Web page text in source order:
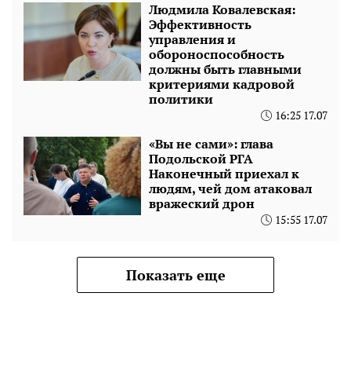
Людмила Ковалевская:
Эффективность
управления и
обороноспособность
должны быть главными
критериями кадровой
политики
16:25 17.07
«Вы не сами»: глава
Подольской РГА
Наконечный приехал к
людям, чей дом атаковал
вражеский дрон
15:55 17.07
Показать еще